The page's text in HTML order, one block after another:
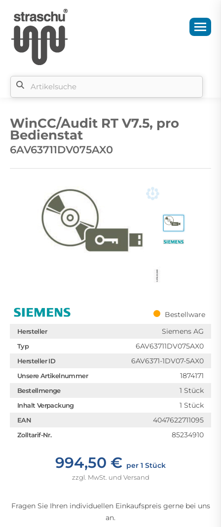
WinCC/Audit RT V7.5, pro
Bedienstat
6AV63711DV075AX0
Bestellware
Hersteller Siemens AG
Typ 6AV63711DV075AX0
Hersteller ID 6AV6371-1DV07-5AX0
Unsere Artikelnummer 1874171
Bestellmenge 1 Stück
Inhalt Verpackung 1 Stück
EAN 4047622711095
Zolltarif-Nr. 85234910
994,50 € per 1 Stück
zzgl. MwSt. und Versand
Fragen Sie Ihren individuellen Einkaufspreis gerne bei uns
an.